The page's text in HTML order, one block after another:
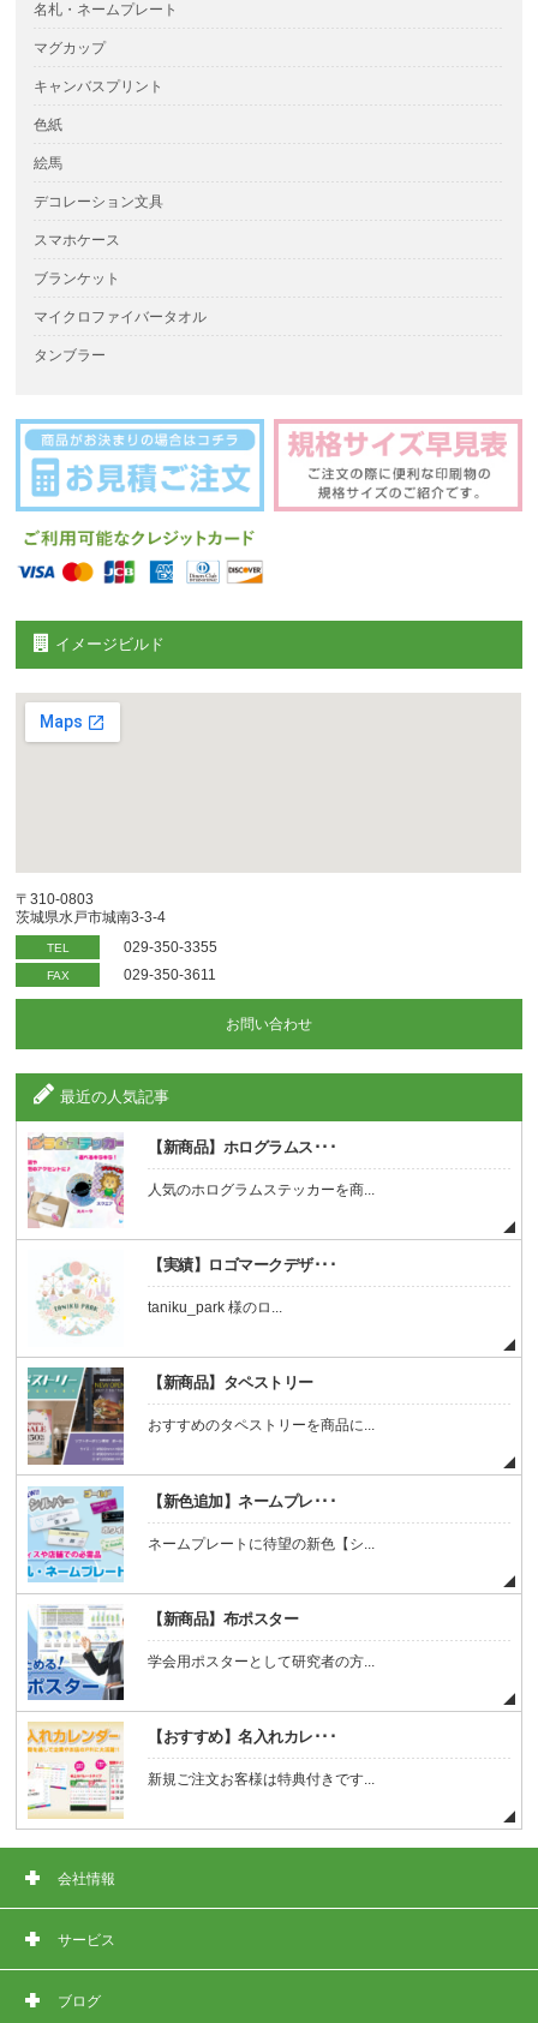
名札・ネームプレート
マグカップ
キャンバスプリント
色紙
絵馬
デコレーション文具
スマホケース
ブランケット
マイクロファイバータオル
タンブラー
イメージビルド
〒310-0803
茨城県水戸市城南3-3-4
TEL 029-350-3355
FAX 029-350-3611
お問い合わせ
最近の人気記事
【新商品】ホログラムス･･･
人気のホログラムステッカーを商...
【実績】ロゴマークデザ･･･
taniku_park 様のロ...
【新商品】タペストリー
おすすめのタペストリーを商品に...
【新色追加】ネームプレ･･･
ネームプレートに待望の新色【シ...
【新商品】布ポスター
学会用ポスターとして研究者の方...
【おすすめ】名入れカレ･･･
新規ご注文お客様は特典付きです...
会社情報
サービス
ブログ